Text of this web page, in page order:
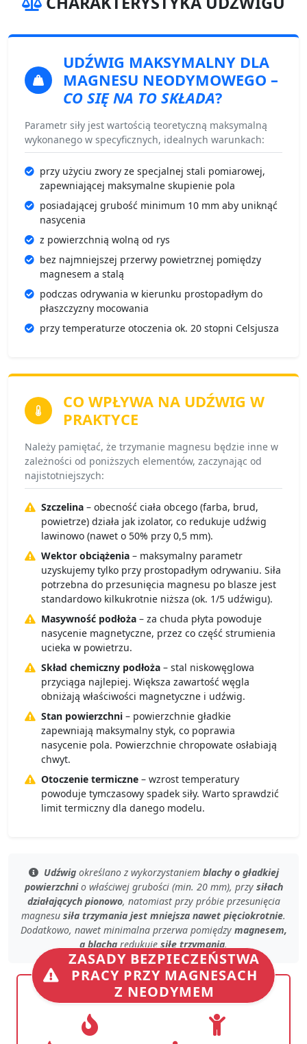
UDŹWIG MAKSYMALNY DLA
MAGNESU NEODYMOWEGO –
CO SIĘ NA TO SKŁADA?
Parametr siły jest wartością teoretyczną maksymalną
wykonanego w specyficznych, idealnych warunkach:
przy użyciu zwory ze specjalnej stali pomiarowej,
zapewniającej maksymalne skupienie pola
posiadającej grubość minimum 10 mm aby uniknąć
nasycenia
z powierzchnią wolną od rys
bez najmniejszej przerwy powietrznej pomiędzy
magnesem a stalą
podczas odrywania w kierunku prostopadłym do
płaszczyzny mocowania
przy temperaturze otoczenia ok. 20 stopni Celsjusza
CO WPŁYWA NA UDŹWIG W
PRAKTYCE
Należy pamiętać, że trzymanie magnesu będzie inne w
zależności od poniższych elementów, zaczynając od
najistotniejszych:
Szczelina – obecność ciała obcego (farba, brud,
powietrze) działa jak izolator, co redukuje udźwig
lawinowo (nawet o 50% przy 0,5 mm).
Wektor obciążenia – maksymalny parametr
uzyskujemy tylko przy prostopadłym odrywaniu. Siła
potrzebna do przesunięcia magnesu po blasze jest
standardowo kilkukrotnie niższa (ok. 1/5 udźwigu).
Masywność podłoża – za chuda płyta powoduje
nasycenie magnetyczne, przez co część strumienia
ucieka w powietrzu.
Skład chemiczny podłoża – stal niskowęglowa
przyciąga najlepiej. Większa zawartość węgla
obniżają właściwości magnetyczne i udźwig.
Stan powierzchni – powierzchnie gładkie
zapewniają maksymalny styk, co poprawia
nasycenie pola. Powierzchnie chropowate osłabiają
chwyt.
Otoczenie termiczne – wzrost temperatury
powoduje tymczasowy spadek siły. Warto sprawdzić
limit termiczny dla danego modelu.
Udźwigokreślano z wykorzystaniem blachy o gładkiej
powierzchnio właściwej grubości (min. 20 mm), przy siłach
działających pionowo, natomiast przy próbie przesunięcia
magnesu siła trzymania jest mniejsza nawet pięciokrotnie.
Dodatkowo, nawet minimalna przerwapomiędzy magnesem,
a blachą redukuje siłę trzymania.
ZASADY BEZPIECZEŃSTWA
PRACY PRZY MAGNESACH
Z NEODYMEM